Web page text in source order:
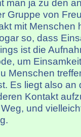
man ja zu den
Gruppe von
mit Menschen
so, dass
ist die
um
Menschen
Es liegt also an
Kontakt
und